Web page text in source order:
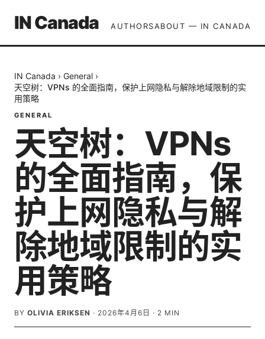
IN Canada AUTHORSABOUT — IN CANADA
IN Canada › General ›
天空树：VPNs 的全面指南，保护上网隐私与解除地域限制的实
用策略
GENERAL
天空树：VPNs
的全面指南，保
护上网隐私与解
除地域限制的实
用策略
BY OLIVIA ERIKSEN · 2026年4月6日 · 2 MIN